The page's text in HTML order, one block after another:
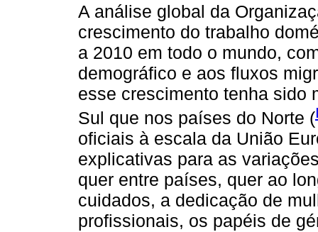
A análise global da
crescimento do trabalho
a 2010 em todo o mundo,
demográfico e aos fluxos
esse crescimento tenha sido
Sul que nos países do Norte (
oficiais à escala da União
explicativas para as
quer entre países, quer ao
cuidados, a dedicação de
profissionais, os papéis de